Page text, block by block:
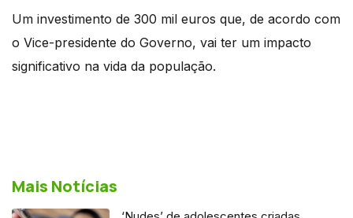
Um investimento de 300 mil euros que, de acordo com
o Vice-presidente do Governo, vai ter um impacto
significativo na vida da população.
Mais Notícias